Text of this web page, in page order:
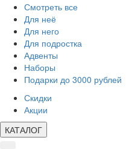
Смотреть все
Для неё
Для него
Для подростка
Адвенты
Наборы
Подарки до 3000 рублей
Скидки
Акции
КАТАЛОГ